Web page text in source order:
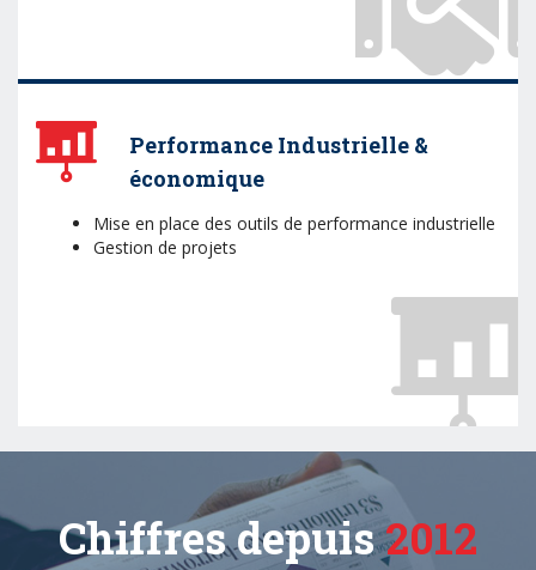
Performance Industrielle &
économique
Mise en place des outils de performance industrielle
Gestion de projets
Chiffres depuis2012